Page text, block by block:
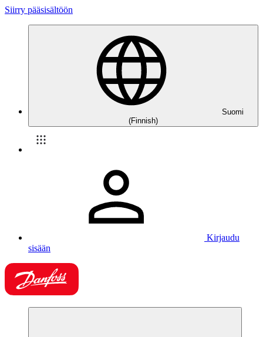
Siirry pääsisältöön
Suomi
(Finnish)
Kirjaudu
sisään